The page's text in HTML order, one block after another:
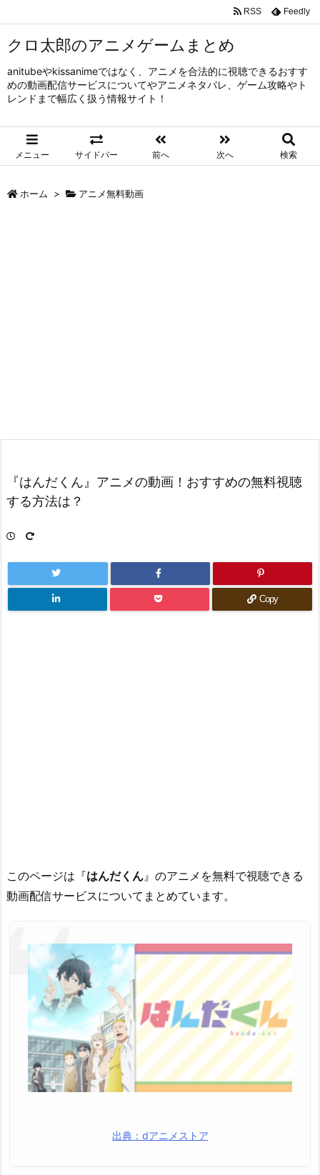
クロ太郎のアニメゲームまとめ
anitubeやkissanimeではなく、アニメを合法的に視聴できるおすす
めの動画配信サービスについてやアニメネタバレ、ゲーム攻略やト
レンドまで幅広く扱う情報サイト！
メニュー サイドバー 前へ 次へ 検索
RSS Feedly
ホーム > アニメ無料動画
『はんだくん』アニメの動画！おすすめの無料視聴
する方法は？
Copy
このページは『はんだくん 』のアニメを無料で視聴できる
動画配信サービスについてまとめています。
出典：dアニメストア